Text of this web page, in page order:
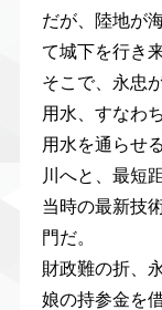
だが、陸地が
て城下を行き
そこで、永忠
用水、すなわ
用水を通らせ
川へと、最短
当時の最新技
門だ。
財政難の折、
娘の持参金を